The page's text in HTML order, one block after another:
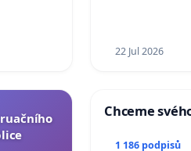
22 Jul 2026
Chceme
1 186 podpisů